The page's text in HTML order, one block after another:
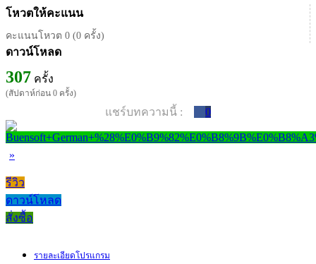
โหวตให้คะแนน
คะแนนโหวต 0 (0 ครั้ง)
ดาวน์โหลด
307 ครั้ง
(สัปดาห์ก่อน 0 ครั้ง)
แชร์บทความนี้ : 0
»
รีวิว
ดาวน์โหลด
สั่งซื้อ
รายละเอียดโปรแกรม